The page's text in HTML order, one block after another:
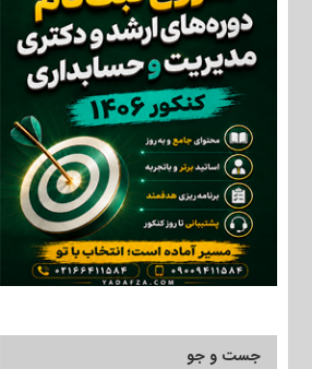
جست و جو